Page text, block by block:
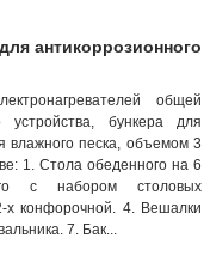
антикоррозионного
общей
устройства, бункера для
влажного песка, объемом 3
1. Стола обеденного на 6
с набором столовых
х конфорочной. 4. Вешалки
7. Бак...